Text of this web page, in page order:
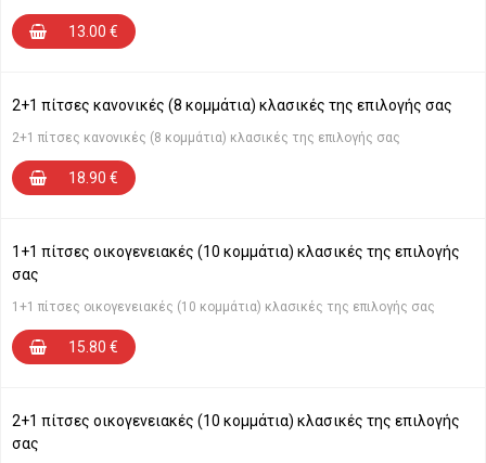
13.00 €
2+1 πίτσες κανονικές (8 κομμάτια) κλασικές της επιλογής σας
2+1 πίτσες κανονικές (8 κομμάτια) κλασικές της επιλογής σας
18.90 €
1+1 πίτσες oικογενειακές (10 κομμάτια) κλασικές της επιλογής
σας
1+1 πίτσες oικογενειακές (10 κομμάτια) κλασικές της επιλογής σας
15.80 €
2+1 πίτσες oικογενειακές (10 κομμάτια) κλασικές της επιλογής
σας